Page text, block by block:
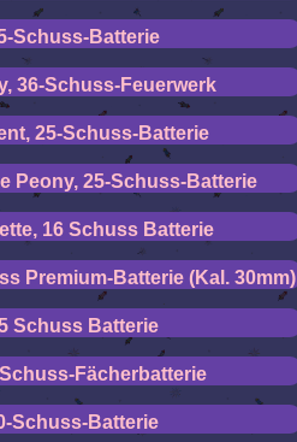
Schuss-Batterie
36-Schuss-Feuerwerk
25-Schuss-Batterie
Peony, 25-Schuss-Batterie
16 Schuss Batterie
Premium-Batterie (Kal. 30mm)
Schuss Batterie
Fächerbatterie
Schuss-Batterie